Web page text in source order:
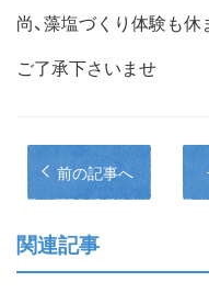
尚、藻塩づくり体験も休
ご了承下さいませ
前の記事へ
関連記事